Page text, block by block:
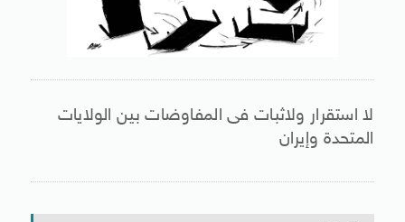
لا استقرار ولاثبات فى المفاوضات بين الولايات
المتحدة وإيران